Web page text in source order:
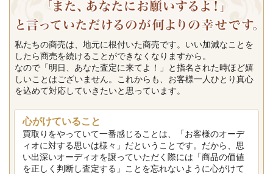
私たちの商売は、地元に根付いた商売です。いい加減なことを
したら商売を続けることができなくなりますから。
なので「明日、あなた査定に来てよ！」と指名された時ほど嬉
しいことはございません。これからも、お客様一人ひとり真心
を込めて対応していきたいと思っています。
心がけていること
買取りをやっていて一番感じることは、「お客様のオーデ
ィオに対する思いは様々」だということです。だから、思
い出深いオーディオを譲っていただく際には「商品の価値
を正しく判断し査定する」ことを忘れないように心がけて